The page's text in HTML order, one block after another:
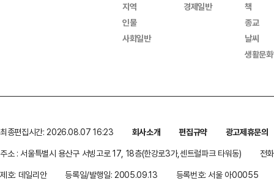
지역
인물
사회일반
경제일반
책
종교
날씨
생활문
최종편집시간: 2026.08.07 16:23 회사소개 편집규약
광고제휴문의
주소 : 서울특별시 용산구 서빙고로 17, 18층(한강로3가,센트럴파크 타워동)
전
제호: 데일리안
등록일/발행일: 2005.09.13 등록번호: 서울 아00055